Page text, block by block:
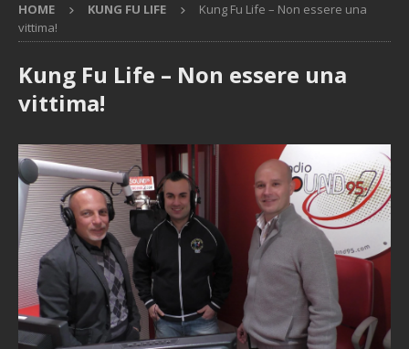
HOME KUNG FU LIFE
Kung Fu Life – Non essere una
vittima!
Kung Fu Life – Non essere una
vittima!